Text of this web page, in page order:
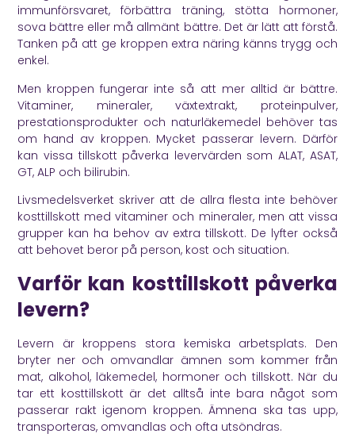
immunförsvaret, förbättra träning, stötta hormoner,
sova bättre eller må allmänt bättre. Det är lätt att förstå.
Tanken på att ge kroppen extra näring känns trygg och
enkel.
Men kroppen fungerar inte så att mer alltid är bättre.
Vitaminer, mineraler, växtextrakt, proteinpulver,
prestationsprodukter och naturläkemedel behöver tas
om hand av kroppen. Mycket passerar levern. Därför
kan vissa tillskott påverka levervärden som ALAT, ASAT,
GT, ALP och bilirubin.
Livsmedelsverket skriver att de allra flesta inte behöver
kosttillskott med vitaminer och mineraler, men att vissa
grupper kan ha behov av extra tillskott. De lyfter också
att behovet beror på person, kost och situation.
Varför kan kosttillskott påverka
levern?
Levern är kroppens stora kemiska arbetsplats. Den
bryter ner och omvandlar ämnen som kommer från
mat, alkohol, läkemedel, hormoner och tillskott. När du
tar ett kosttillskott är det alltså inte bara något som
passerar rakt igenom kroppen. Ämnena ska tas upp,
transporteras, omvandlas och ofta utsöndras.